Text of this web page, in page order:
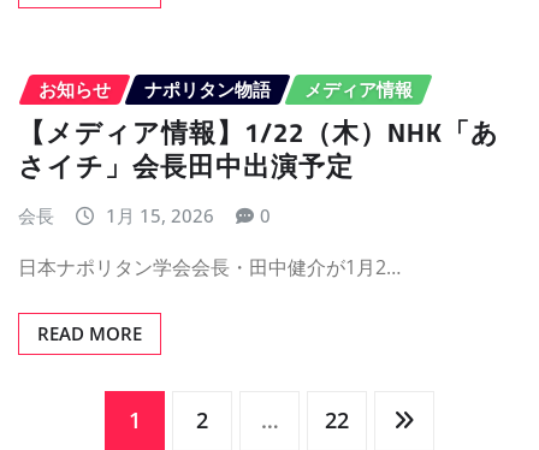
お知らせ ナポリタン物語 メディア情報
【メディア情報】1/22（木）NHK「あ
さイチ」会長田中出演予定
会長 1月 15, 2026 0
日本ナポリタン学会会長・田中健介が1月2…
READ MORE
1 2 … 22